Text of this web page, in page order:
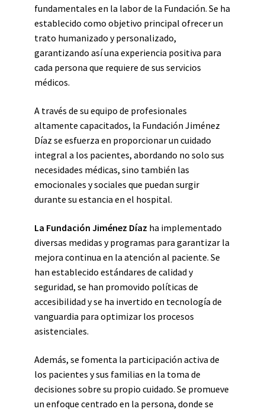
fundamentales en la labor de la Fundación. Se ha
establecido como objetivo principal ofrecer un
trato humanizado y personalizado,
garantizando así una experiencia positiva para
cada persona que requiere de sus servicios
médicos.
A través de su equipo de profesionales
altamente capacitados, la Fundación Jiménez
Díaz se esfuerza en proporcionar un cuidado
integral a los pacientes, abordando no solo sus
necesidades médicas, sino también las
emocionales y sociales que puedan surgir
durante su estancia en el hospital.
La Fundación Jiménez Díaz ha implementado
diversas medidas y programas para garantizar la
mejora continua en la atención al paciente. Se
han establecido estándares de calidad y
seguridad, se han promovido políticas de
accesibilidad y se ha invertido en tecnología de
vanguardia para optimizar los procesos
asistenciales.
Además, se fomenta la participación activa de
los pacientes y sus familias en la toma de
decisiones sobre su propio cuidado. Se promueve
un enfoque centrado en la persona, donde se